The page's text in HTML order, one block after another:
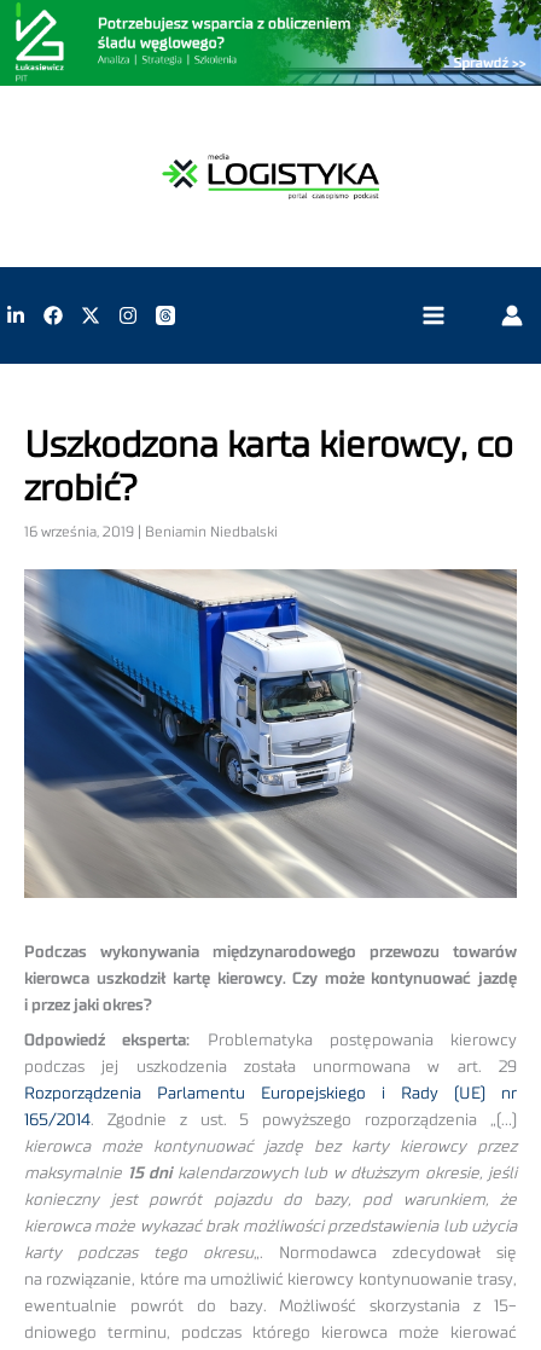
Uszkodzona karta kierowcy, co
zrobić?
16 września, 2019 | Beniamin Niedbalski
Podczas wykonywania międzynarodowego przewozu towarów
kierowca uszkodził kartę kierowcy. Czy może kontynuować jazdę
i przez jaki okres?
Odpowiedź eksperta: Problematyka postępowania kierowcy
podczas jej uszkodzenia została unormowana w art. 29
Rozporządzenia Parlamentu Europejskiego i Rady (UE) nr
165/2014. Zgodnie z ust. 5 powyższego rozporządzenia „(…)
kierowca może kontynuować jazdę bez karty kierowcy przez
maksymalnie 15 dnikalendarzowych lub w dłuższym okresie, jeśli
konieczny jest powrót pojazdu do bazy, pod warunkiem, że
kierowca może wykazać brak możliwości przedstawienia lub użycia
karty podczas tego okresu„. Normodawca zdecydował się
na rozwiązanie, które ma umożliwić kierowcy kontynuowanie trasy,
ewentualnie powrót do bazy. Możliwość skorzystania z 15-
dniowego terminu, podczas którego kierowca może kierować